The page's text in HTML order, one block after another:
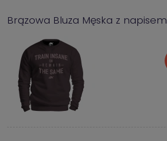
Brązowa Bluza Męska z napisem